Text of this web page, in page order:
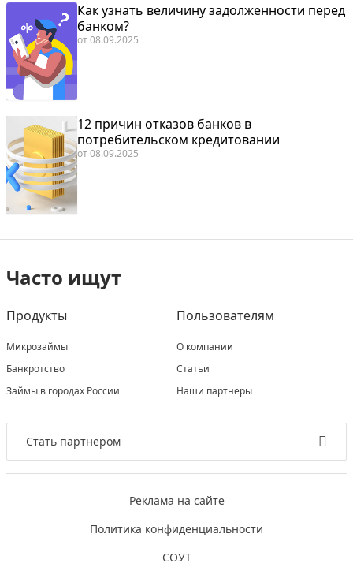
Как узнать величину задолженности перед
банком?
от08.09.2025
12 причин отказов банков в
потребительском кредитовании
от08.09.2025
Часто ищут
Продукты
Микрозаймы
Банкротство
Займы в городах России
Пользователям
О компании
Статьи
Наши партнеры
Стать партнером
Реклама на сайте
Политика конфиденциальности
СОУТ